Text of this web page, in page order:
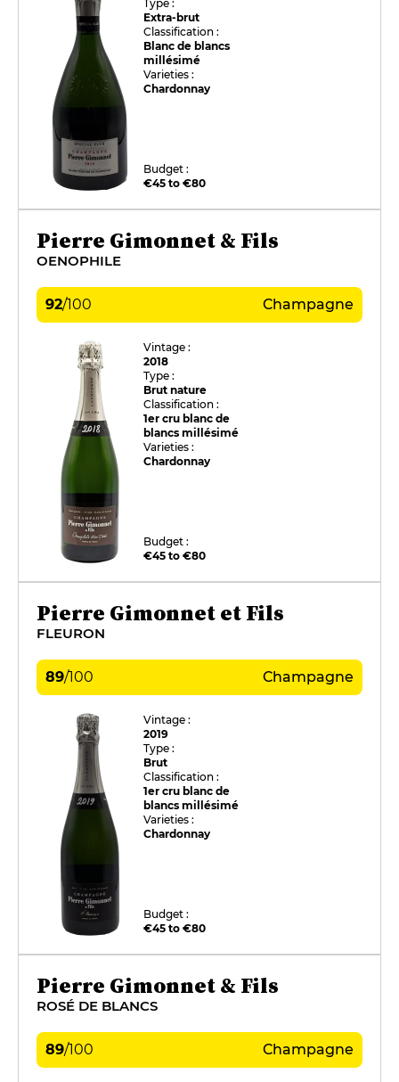
Type :
Extra-brut
Classification :
Blanc de blancs
millésimé
Varieties :
Chardonnay
Budget :
€45 to €80
Pierre Gimonnet & Fils
OENOPHILE
92/100 Champagne
Vintage :
2018
Type :
Brut nature
Classification :
1er cru blanc de
blancs millésimé
Varieties :
Chardonnay
Budget :
€45 to €80
Pierre Gimonnet et Fils
FLEURON
89/100 Champagne
Vintage :
2019
Type :
Brut
Classification :
1er cru blanc de
blancs millésimé
Varieties :
Chardonnay
Budget :
€45 to €80
Pierre Gimonnet & Fils
ROSÉ DE BLANCS
89/100 Champagne